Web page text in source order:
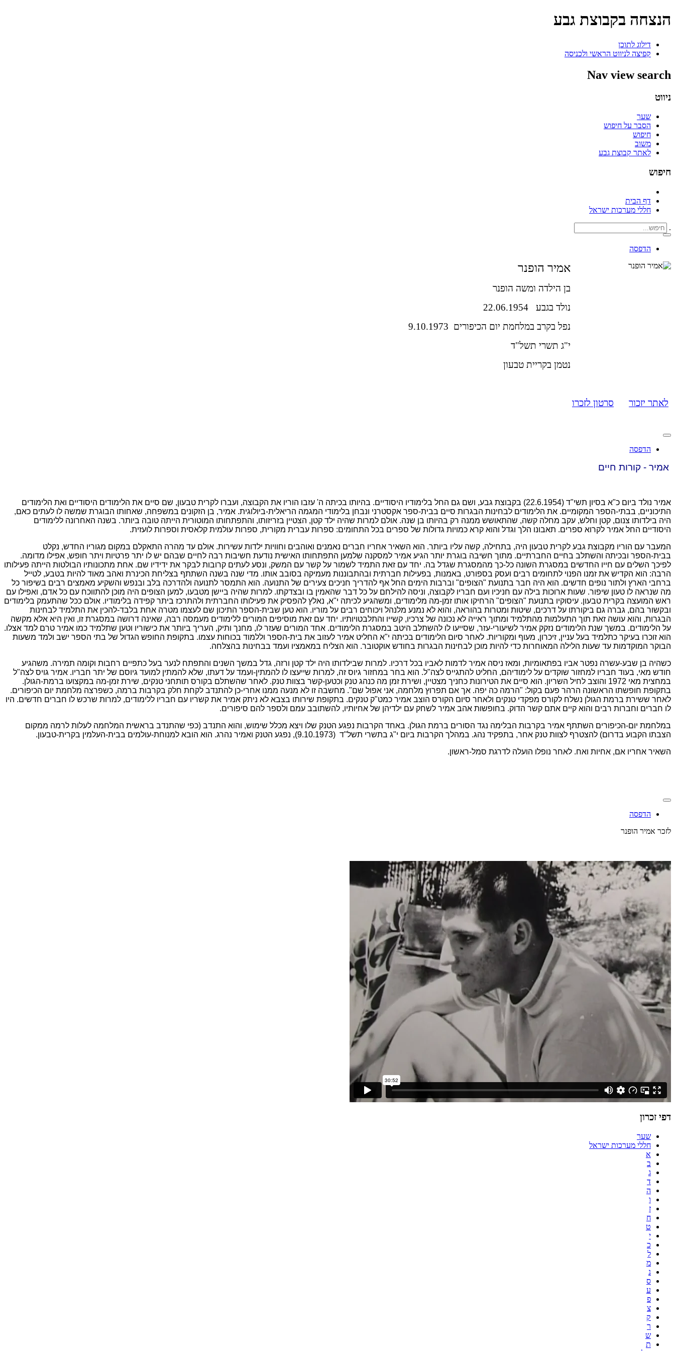
הנצחה בקבוצת גבע
דילוג לתוכן
קפיצה לניווט הראשי ולכניסה
Nav view search
ניווט
שער
הסבר על חיפוש
חיפוש
משוב
לאתר קבוצת גבע
חיפוש
דף הבית
חללי מערכות ישראל
.
הדפסה
אמיר הופנר
בן הילדה ומשה הופנר
נולד בגבע 22.06.1954
נפל בקרב במלחמת יום הכיפורים 9.10.1973
י"ג תשרי תשל"ד
נטמן בקריית טבעון
לאתר יזכור סרטון לזכרו
הדפסה
אמיר - קורות חיים
אמיר נולד ביום כ"א בסיון תשי"ד (22.6.1954)
בקבוצת גבע, ושם גם החל בלימודיו היסודיים. בהיותו בכיתה ה' עזבו הוריו את הקבוצה, ועברו לקרית טבעון, שם סיים את הלימודים היסודיים ואת הלימודים
התיכוניים, בבתי-הספר המקומיים. את הלימודים לבחינות הבגרות סיים בבית-ספר אקסטרני ונבחן בלימודי המגמה הריאלית-ביולוגית. אמיר, בן הזקונים במשפחה, שאחותו הבוגרת שמשה לו לעתים כאם,
היה בילדותו צנום, קטן וחלש, עקב מחלה קשה, שהתאושש ממנה רק בהיותו בן שנה. אולם למרות שהיה ילד קטן, הצטיין בזריזותו, והתפתחותו המוטורית הייתה טובה ביותר. בשנה האחרונה ללימודים
היסודיים החל אמיר לקרוא ספרים. תאבונו הלך וגדל והוא קרא כמויות גדולות של ספרים בכל התחומים: ספרות עברית מקורית, ספרות עולמית קלאסית וספרות לועזית.
המעבר עם הוריו מקבוצת גבע לקרית טבעון היה, בתחילה, קשה עליו ביותר. הוא השאיר אחריו חברים נאמנים ואוהבים וחוויות ילדות עשירות. אולם עד מהרה התאקלם במקום מגוריו החדש, נקלט
בבית-הספר ובכיתה והשתלב בחיים החברתיים. מתוך חשיבה בוגרת יותר הגיע אמיר למסקנה שלמען התפתחותו האישית נודעת חשיבות רבה לחיים שבהם יש לו יתר פרטיות ויתר חופש, אפילו מדומה.
לפיכך השלים עם חייו החדשים במסגרת השונה כל-כך מהמסגרת שגדל בה. יחד עם זאת התמיד לשמור על קשר עם המשק, ונסע לעתים קרובות לבקר את ידידיו שם. אחת מתכונותיו הבולטות הייתה פעילותו
הרבה: הוא הקדיש את זמנו הפנוי לתחומים רבים ועסק בספורט, באמנות, בפעילות חברתית ובהתבוננות מעמיקה בסובב אותו. מדי שנה בשנה השתתף בצליחת הכינרת ואהב מאוד להיות בטבע, לטייל
ברחבי הארץ ולתור נופים חדשים. הוא היה חבר בתנועת "הצופים" וברבות הימים החל אף להדריך חניכים צעירים של התנועה. הוא התמסר לתנועה ולהדרכה בלב ובנפש והשקיע מאמצים רבים בשיפור כל
מה שנראה לו טעון שיפור. שעות ארוכות בילה עם חניכיו ועם חבריו לקבוצה, וניסה להילחם על כל דבר שהאמין בו ובצדקתו. למרות שהיה ביישן מטבעו, למען הצופים היה מוכן להתווכח עם כל אדם, ואפילו עם
ראש המועצה בקרית טבעון. עיסוקיו בתנועת "הצופים" הרחיקו אותו זמן-מה מלימודים, ומשהגיע לכיתה י"א, נאלץ להפסיק את פעילותו החברתית ולהתרכז ביתר קפידה בלימודיו. אולם ככל שהתעמק בלימודים
ובקשור בהם, גברה גם ביקורתו על דרכים, שיטות ומטרות בהוראה, והוא לא נמנע מלנהל ויכוחים רבים על מוריו. הוא טען שבית-הספר התיכון שם לעצמו מטרה אחת בלבד-להכין את התלמיד לבחינות
הבגרות, והוא עושה זאת תוך התעלמות מהתלמיד ומתוך ראייה לא נכונה של צרכיו, קשייו והתלבטויותיו. יחד עם זאת מוסיפים המורים ללימודים מעמסה רבה, שאינה דרושה במסגרת זו, ואין היא אלא מקשה
על הלימודים. במשך שנת הלימודים נזקק אמיר לשיעורי-עזר, שסייעו לו להשתלב היטב במסגרת הלימודים. אחד המורים שעזר לו, מחנך ותיק, העריך ביותר את כישוריו וטען שתלמיד כמו אמיר טרם למד אצלו.
הוא זוכרו בעיקר כתלמיד בעל עניין, זיכרון, מעוף ומקוריות. לאחר סיום הלימודים בכיתה י"א החליט אמיר לעזוב את בית-הספר וללמוד בכוחות עצמו. בתקופת החופש הגדול של בתי הספר ישב ולמד משעות
הבוקר המוקדמות עד שעות הלילה המאוחרות כדי להיות מוכן לבחינות הבגרות בחודש אוקטובר. הוא הצליח במאמציו ועמד בבחינות בהצלחה.
כשהיה בן שבע-עשרה נפטר אביו בפתאומיות, ומאז ניסה אמיר לדמות לאביו בכל דרכיו. למרות שבילדותו היה ילד קטן ורזה, גדל במשך השנים והתפתח לנער בעל כתפיים רחבות וקומה תמירה. משהגיע
חודש מאי, בעוד חבריו למחזור שוקדים על לימודיהם, החליט להתגייס לצה"ל. הוא בחר במחזור גיוס זה, למרות שייעצו לו להמתין-ועמד על דעתו, שלא להמתין למועד גיוסם של יתר חבריו. אמיר גויס לצה"ל
במחצית מאי 1972
והוצב לחיל השריון. הוא סיים את הטירונות כחניך מצטיין, ושירת זמן מה כנהג טנק וכטען-קשר בצוות טנק. לאחר שהשתלם בקורס תותחני טנקים, שירת זמן-מה במקצועו ברמת-הגולן.
בתקופת חופשתו הראשונה הרהר פעם בקול: "הרמה כה יפה. אך אם תפרוץ מלחמה, אני אפול שם". מחשבה זו לא מנעה ממנו אחרי-כן להתנדב לקחת חלק בקרבות ברמה, כשפרצה מלחמת יום הכיפורים.
לאחר ששירת ברמת הגולן נשלח לקורס מפקדי טנקים ולאחר סיום הקורס הוצב אמיר כמט"ק טנקים. בתקופת שירותו בצבא לא ניתק אמיר את קשריו עם חבריו ללימודים, למרות שרכש לו חברים חדשים. היו
לו חברים וחברות רבים והוא קיים אתם קשר הדוק. בחופשות אהב אמיר לשחק עם ילדיהן של אחיותיו, להשתובב עמם ולספר להם סיפורים.
במלחמת יום-הכיפורים השתתף אמיר בקרבות הבלימה נגד הסורים ברמת הגולן. באחד הקרבות נפגע הטנק שלו ויצא מכלל שימוש, והוא התנדב (כפי שהתנדב בראשית המלחמה לעלות לרמה ממקום
הצבתו הקבוע בדרום) להצטרף לצוות טנק אחר, בתפקיד נהג. במהלך הקרבות ביום י"ג בתשרי תשל"ד (9.10.1973), נפגע הטנק ואמיר נהרג. הוא הובא למנוחת-עולמים בבית-העלמין בקרית-טבעון.
השאיר אחריו אם, אחיות ואח. לאחר נופלו הועלה לדרגת סמל-ראשון.
הדפסה
לזכר אמיר הופנר
דפי זכרון
שער
חללי מערכות ישראל
א
ב
ג
ד
ה
ו
ז
ח
ט
י
כ
ל
מ
נ
ס
ע
פ
צ
ק
ר
ש
ת